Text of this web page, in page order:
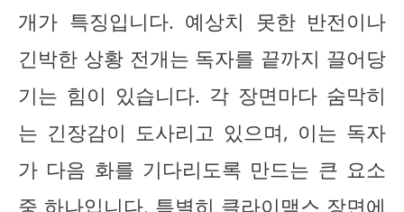
개가 특징입니다. 예상치 못한 반전이나
긴박한 상황 전개는 독자를 끝까지 끌어당
기는 힘이 있습니다. 각 장면마다 숨막히
는 긴장감이 도사리고 있으며, 이는 독자
가 다음 화를 기다리도록 만드는 큰 요소
중 하나입니다. 특별히 클라이맥스 장면에